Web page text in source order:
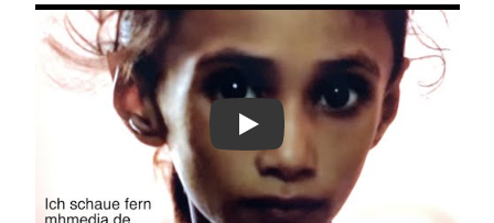
Play